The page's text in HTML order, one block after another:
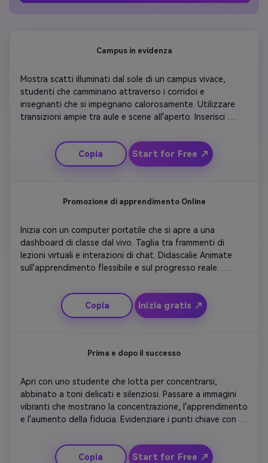
Campus in evidenza
Mostra scatti illuminati dal sole di un campus vivace,
studenti che camminano attraverso i corridoi e
insegnanti che si impegnano calorosamente. Utilizzare
transizioni ampie tra aule e scene all'aperto. Inserisci
riuscire». Aggiungi musica di sfondo morbida con
atmosfera naturale. Concludi con un forte logo rivelato e
CTA che invita l'iscrizione. Mantieni il ritmo dinamico ma
Copia Start for Free ↗
Promozione di apprendimento Online
Inizia con un computer portatile che si apre a una
dashboard di classe dal vivo. Taglia tra frammenti di
lezioni virtuali e interazioni di chat. Didascalie Animate
sull'apprendimento flessibile e sul progresso reale.
positive degli studenti. Fade nelle caratteristiche del
corso e nelle evidenze della disponibilità del tutor.
Concludete con una frase ottimista che incoraggia gli
Copia Inizia gratis ↗
Prima e dopo il successo
Apri con uno studente che lotta per concentrarsi,
abbinato a toni delicati e silenziosi. Passare a immagini
vibranti che mostrano la concentrazione, l'apprendimento
e l'aumento della fiducia. Evidenziare i punti chiave con
studio'. Utilizzare le transizioni di sfocatura del
movimento per suggerire miglioramenti. Concludi con una
Copia Start for Free ↗